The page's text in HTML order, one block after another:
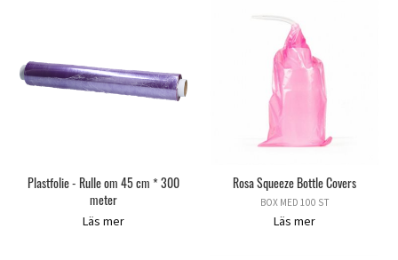
Plastfolie - Rulle om 45 cm * 300
meter
Läs mer
Rosa Squeeze Bottle Covers
BOX MED 100 ST
Läs mer